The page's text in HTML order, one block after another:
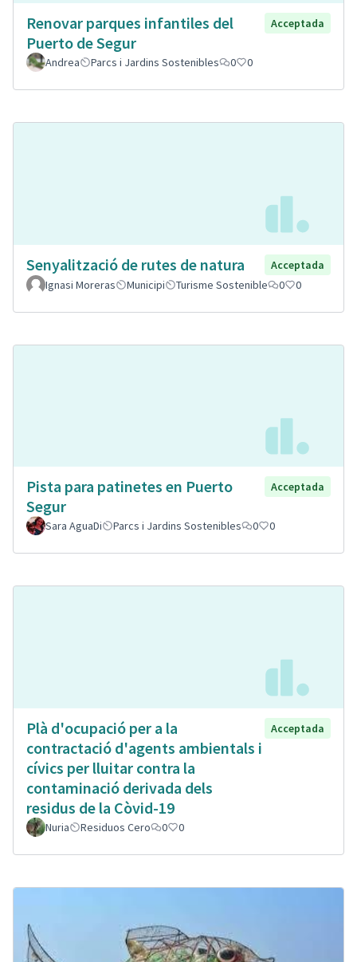
Renovar parques infantiles del
Puerto de Segur
Acceptada
Andrea Parcs i Jardins Sostenibles 0 0
Senyalització de rutes de natura
Acceptada
Ignasi Moreras
Municipi Turisme Sostenible 0 0
Pista para patinetes en Puerto
Segur
Acceptada
Sara AguaDi Parcs i Jardins Sostenibles 0 0
Plà d'ocupació per a la
contractació d'agents ambientals i
cívics per lluitar contra la
contaminació derivada dels
residus de la Còvid-19
Acceptada
Nuria Residuos Cero 0 0